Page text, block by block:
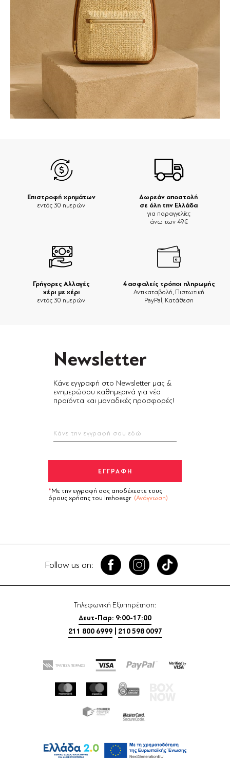
Δωρεάν αποστολή
σε όλη την Ελλάδα
για παραγγελίες
άνω των 49€
Επιστροφή χρημάτων
εντός 30 ημερών
Γρήγορες Αλλαγές
χέρι με χέρι
εντός 30 ημερών
4 ασφαλείς τρόποι πληρωμής
Αντικαταβολή, Πιστωτική
PayPal, Κατάθεση
Newsletter
Κάνε εγγραφή στο Newsletter μας &
ενημερώσου καθημερινά για νέα
προϊόντα και μοναδικές προσφορές!
Με την εγγραφή σας αποδέχεστε τους
όρους χρήσης του Inshoes.gr (Ανάγνωση)
Follow us on:
Τηλεφωνική Εξυπηρέτηση:
Δευτ-Παρ: 9:00-17:00
211 800 6999
210 598 0097